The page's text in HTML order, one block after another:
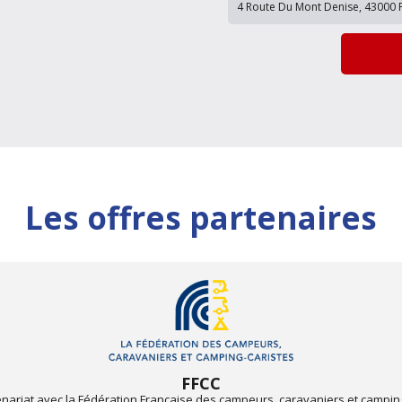
Les offres partenaires
FFCC